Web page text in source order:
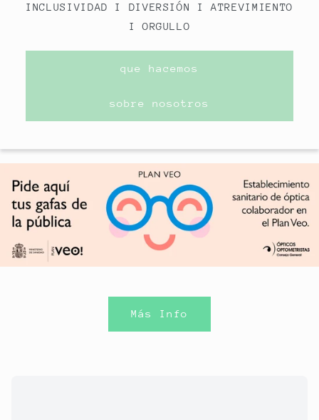
INCLUSIVIDAD I DIVERSIÓN I ATREVIMIENTO
I ORGULLO
que hacemos
sobre nosotros
Más Info